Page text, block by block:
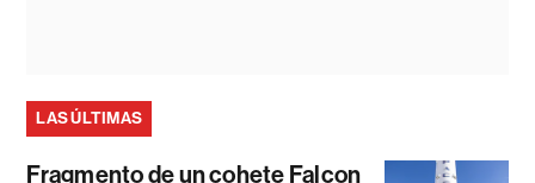
LAS ÚLTIMAS
Fragmento de un cohete Falcon